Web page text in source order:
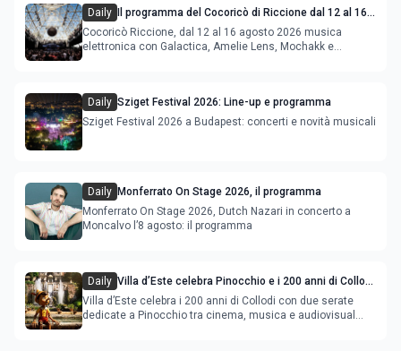
Daily
Il programma del Cocoricò di Riccione dal 12 al 16
agosto 2026
Cocoricò Riccione, dal 12 al 16 agosto 2026 musica
elettronica con Galactica, Amelie Lens, Mochakk e
Daily Sziget Festival 2026: Line-up e programma
Sziget Festival 2026 a Budapest: concerti e novità musicali
Daily Monferrato On Stage 2026, il programma
Monferrato On Stage 2026, Dutch Nazari in concerto a
Moncalvo l’8 agosto: il programma
Daily Villa d’Este celebra Pinocchio e i 200 anni di Collodi
con cinema, musica e audiovisual mapping
Villa d’Este celebra i 200 anni di Collodi con due serate
dedicate a Pinocchio tra cinema, musica e audiovisual